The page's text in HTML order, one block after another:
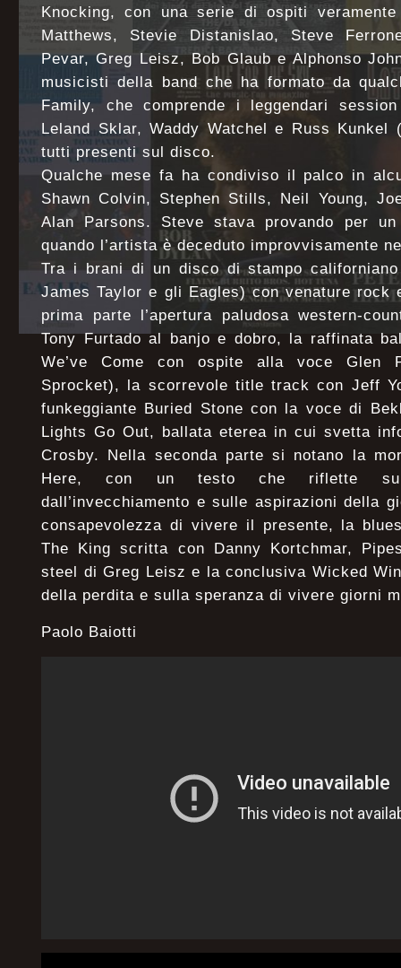
Knocking, con una serie di ospiti
Matthews, Stevie Distanislao, Steve
Pevar, Greg Leisz, Bob Glaub e Alphonso
musicisti della band che ha formato da
Family, che comprende i leggendari
Leland Sklar, Waddy Watchel e Russ Kunkel
tutti presenti sul disco.
Qualche mese fa ha condiviso il palco in
Shawn Colvin, Stephen Stills, Neil Young,
Alan Parsons. Steve stava provando per
quando l’artista è deceduto improvvisamente
Tra i brani di un disco di stampo
James Taylor e gli Eagles) con venature rock
prima parte l’apertura paludosa western-
Tony Furtado al banjo e dobro, la raffinata
We’ve Come con ospite alla voce Glen
Sprocket), la scorrevole title track con Jeff
funkeggiante Buried Stone con la voce di
Lights Go Out, ballata eterea in cui svetta
Crosby. Nella seconda parte si notano la
Here, con un testo che riflette
dall’invecchiamento e sulle aspirazioni della
consapevolezza di vivere il presente, la
The King scritta con Danny Kortchmar,
steel di Greg Leisz e la conclusiva Wicked
della perdita e sulla speranza di vivere giorni
Paolo Baiotti